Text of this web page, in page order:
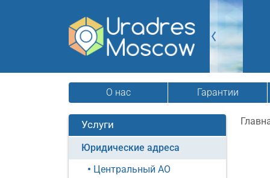
О нас Гарантии
Услуги
Юридические адреса
Центральный АО